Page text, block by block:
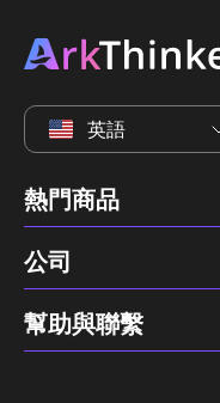
英語
熱門商品
公司
幫助與聯繫